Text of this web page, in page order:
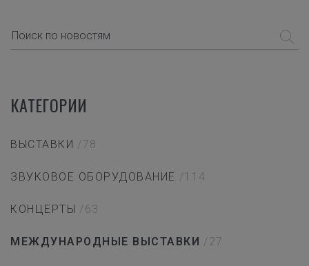
КАТЕГОРИИ
ВЫСТАВКИ /78
ЗВУКОВОЕ ОБОРУДОВАНИЕ /114
КОНЦЕРТЫ /63
МЕЖДУНАРОДНЫЕ ВЫСТАВКИ /27